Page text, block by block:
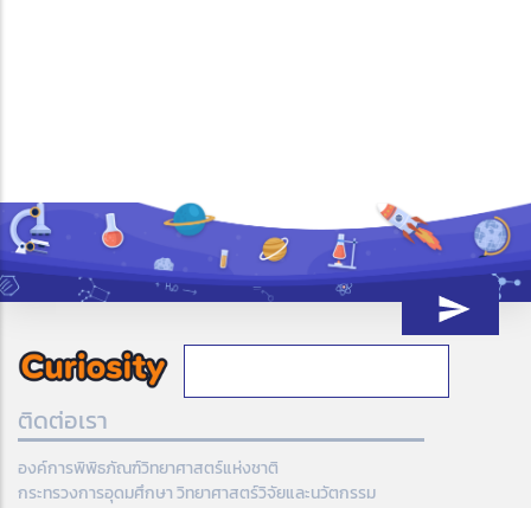
ติดต่อเรา
องค์การพิพิธภัณฑ์วิทยาศาสตร์แห่งชาติ
กระทรวงการอุดมศึกษา วิทยาศาสตร์วิจัยและนวัตกรรม